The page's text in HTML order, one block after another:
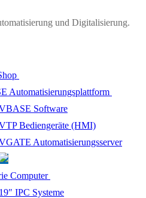
und Digitalisierung.
Automatisierungsplattform
Software
Bediengeräte (HMI)
Automatisierungsserver
Computer
19″ IPC Systeme